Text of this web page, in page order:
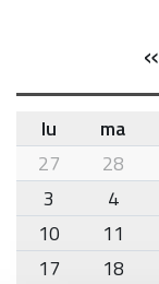
«
month-
8
lu ma
27
28
3
4
10
11
17
18